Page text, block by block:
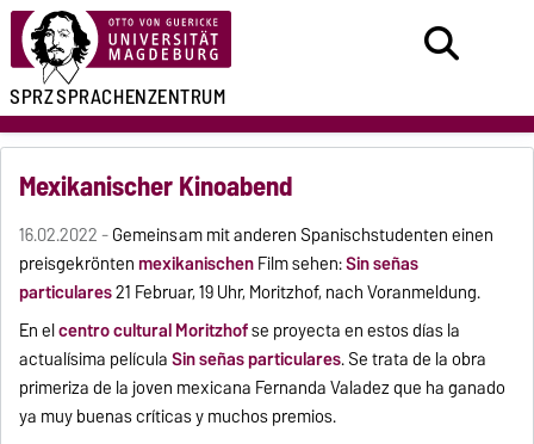
SPRZSPRACHENZENTRUM
Mexikanischer Kinoabend
16.02.2022 -Gemeinsam mit anderen Spanischstudenten einen
preisgekröntenmexikanischenFilm sehen:Sin señas
particulares21 Februar, 19 Uhr, Moritzhof, nach Voranmeldung.
En elcentro cultural Moritzhofse proyecta en estos días la
actualísima películaSin señas particulares. Se trata de la obra
primeriza de la joven mexicana Fernanda Valadez que ha ganado
ya muy buenas críticas y muchos premios.